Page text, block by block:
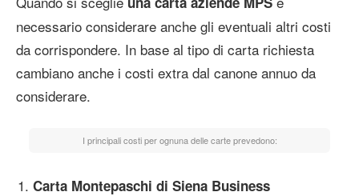
necessario considerare anche gli eventuali altri costi
da corrispondere. In base al tipo di carta richiesta
cambiano anche i costi extra dal canone annuo da
considerare.
I principali costi per ognuna delle carte prevedono:
Carta Montepaschi di Siena Business